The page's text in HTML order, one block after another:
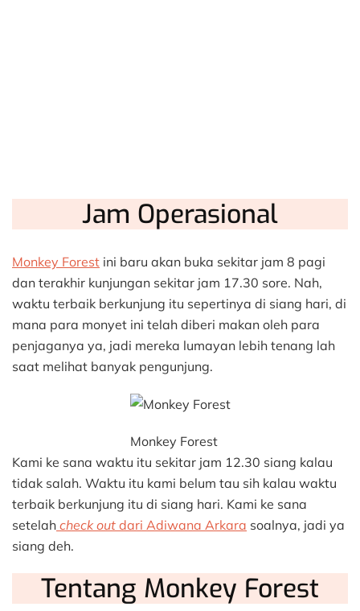
Jam Operasional
Monkey Forest ini baru akan buka sekitar jam 8 pagi
dan terakhir kunjungan sekitar jam 17.30 sore. Nah,
waktu terbaik berkunjung itu sepertinya di siang hari, di
mana para monyet ini telah diberi makan oleh para
penjaganya ya, jadi mereka lumayan lebih tenang lah
saat melihat banyak pengunjung.
Monkey Forest
Kami ke sana waktu itu sekitar jam 12.30 siang kalau
tidak salah. Waktu itu kami belum tau sih kalau waktu
terbaik berkunjung itu di siang hari. Kami ke sana
setelah check out dari Adiwana Arkara soalnya, jadi ya
siang deh.
Tentang Monkey Forest